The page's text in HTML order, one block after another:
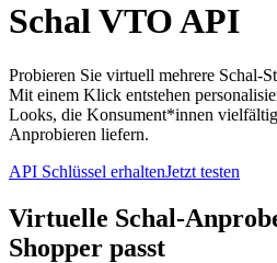
Schal VTO API
Probieren Sie virtuell mehrere Schal-
Mit einem Klick entstehen
Looks, die Konsument*innen
Anprobieren liefern.
API Schlüssel erhaltenJetzt testen
Virtuelle Schal-
Shopper passt